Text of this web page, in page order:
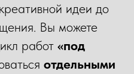
идеи до
Вы можете
работ «под
отдельными